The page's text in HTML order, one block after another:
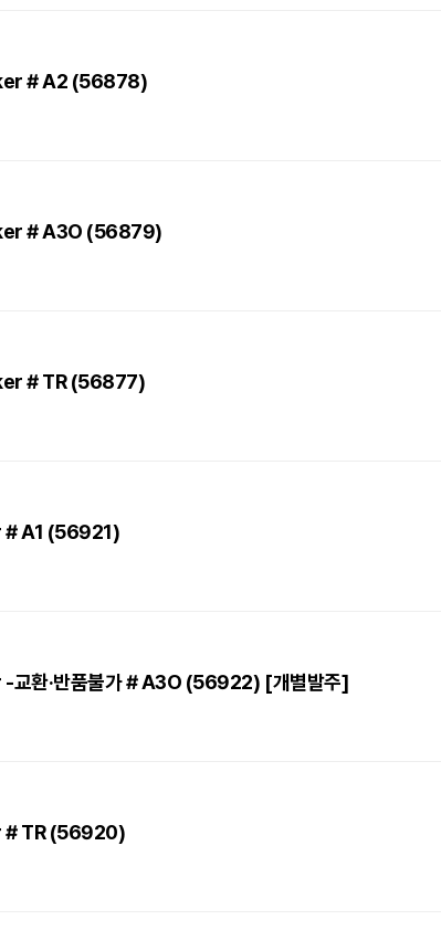
# A2 (56878)
# A3O (56879)
# TR (56877)
A1 (56921)
환·반품불가 # A3O (56922) [개별발주]
TR (56920)